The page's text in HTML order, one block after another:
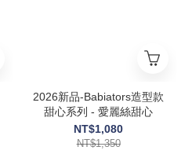
2026新品-Babiators造型款
甜心系列 - 愛麗絲甜心
NT$1,080
NT$1,350